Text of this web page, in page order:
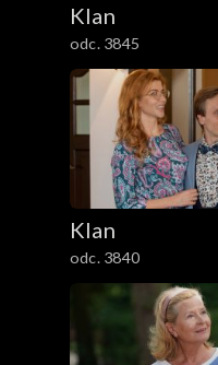
Klan
odc. 3845
Klan
odc. 3840